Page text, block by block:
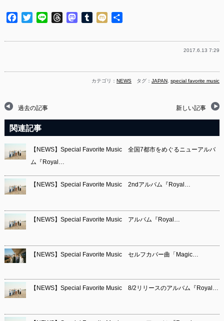
Facebook
TwitterLine ThreadsMastodon
Tumblr
Mixi
2017.6.13 7:29
カテゴリ：NEWS タグ：JAPAN ,special favorite music
過去の記事 新しい記事
関連記事
【NEWS】Special Favorite Music 全国7都市をめぐるニューアルバ
ム『Royal…
【NEWS】Special Favorite Music 2ndアルバム『Royal…
【NEWS】Special Favorite Music アルバム『Royal…
【NEWS】Special Favorite Music セルフカバー曲「Magic…
【NEWS】Special Favorite Music 8/2リリースのアルバム『Royal…